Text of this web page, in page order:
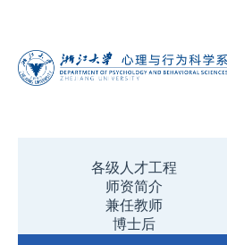
各级人才工程
师资简介
兼任教师
博士后